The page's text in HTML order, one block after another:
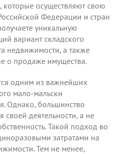
осуществляют свою
Федерации и стран
уникальную
вариант складского
недвижимости, а также
о продаже имущества.
одним из важнейших
мало-мальски
Однако, большинство
деятельности, а не
Такой подход во
затратами на
Тем не менее,